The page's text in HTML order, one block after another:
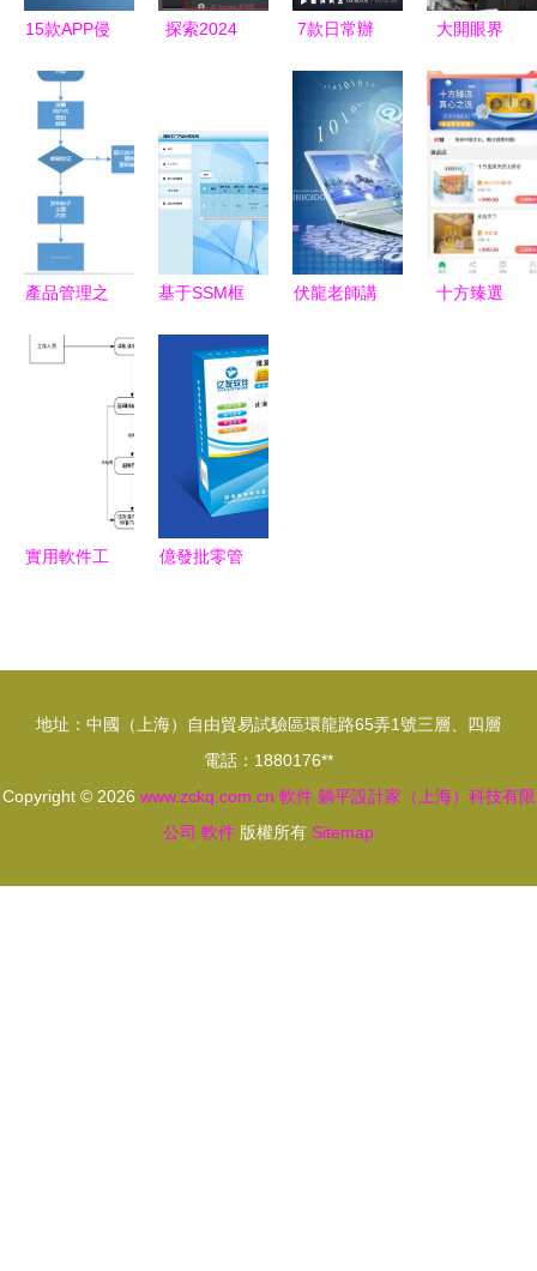
15款APP侵
被通報 逾
期不整改將
面臨下架處
理
探索2024
7款日常辦
件，用了就
再也離不開
了
大開眼界
車間“火力
全開”的軟
件引擎
產品管理之
龍果到大使
命——淺談
基于SSM框
廠產品分揀
系統設計與
實現
伏龍老師講
十方臻選
實用軟件工
億發批零管
地址：中國（上海）自由貿易試驗區環龍路65弄1號三層、四層
電話：1880176**
Copyright © 2026 www.zckq.com.cn 軟件 躺平設計家（上海）科技有限
公司 軟件 版權所有 Sitemap